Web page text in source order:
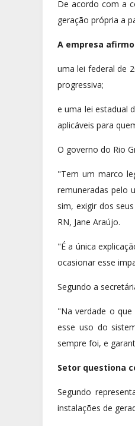
De acordo com a
geração própria a
A empresa
uma lei federal de
progressiva;
e uma lei estadual
aplicáveis para
O governo do Rio
"Tem um marco
remuneradas pelo
sim, exigir dos
RN, Jane Araújo.
"É a única
ocasionar esse
Segundo a
"Na verdade o
esse uso do
sempre foi, e
Setor questiona
Segundo
instalações de